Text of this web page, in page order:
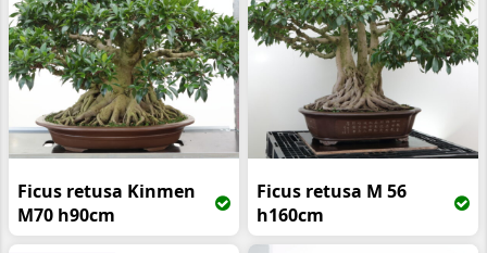
Ficus retusa Kinmen
M70 h90cm
Ficus retusa M 56
h160cm